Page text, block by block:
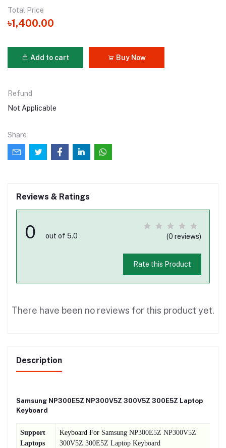
Total Price
৳1,400.00
Add to cart Buy Now
Refund
Not Applicable
Share
Reviews & Ratings
0 out of 5.0 (0 reviews)
Rate this Product
There have been no reviews for this product yet.
Description
Samsung NP300E5Z NP300V5Z 300V5Z 300E5Z Laptop
Keyboard
Support
Laptops
Keyboard For Samsung NP300E5Z NP300V5Z
300V5Z 300E5Z Laptop Keyboard